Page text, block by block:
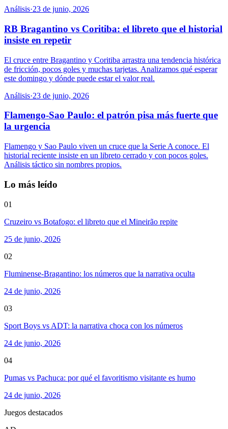
Análisis·23 de junio, 2026
RB Bragantino vs Coritiba: el libreto que el historial
insiste en repetir
El cruce entre Bragantino y Coritiba arrastra una tendencia histórica
de fricción, pocos goles y muchas tarjetas. Analizamos qué esperar
este domingo y dónde puede estar el valor real.
Análisis·23 de junio, 2026
Flamengo-Sao Paulo: el patrón pisa más fuerte que
la urgencia
Flamengo y Sao Paulo viven un cruce que la Serie A conoce. El
historial reciente insiste en un libreto cerrado y con pocos goles.
Análisis táctico sin nombres propios.
Lo más leído
01
Cruzeiro vs Botafogo: el libreto que el Mineirão repite
25 de junio, 2026
02
Fluminense-Bragantino: los números que la narrativa oculta
24 de junio, 2026
03
Sport Boys vs ADT: la narrativa choca con los números
24 de junio, 2026
04
Pumas vs Pachuca: por qué el favoritismo visitante es humo
24 de junio, 2026
Juegos destacados